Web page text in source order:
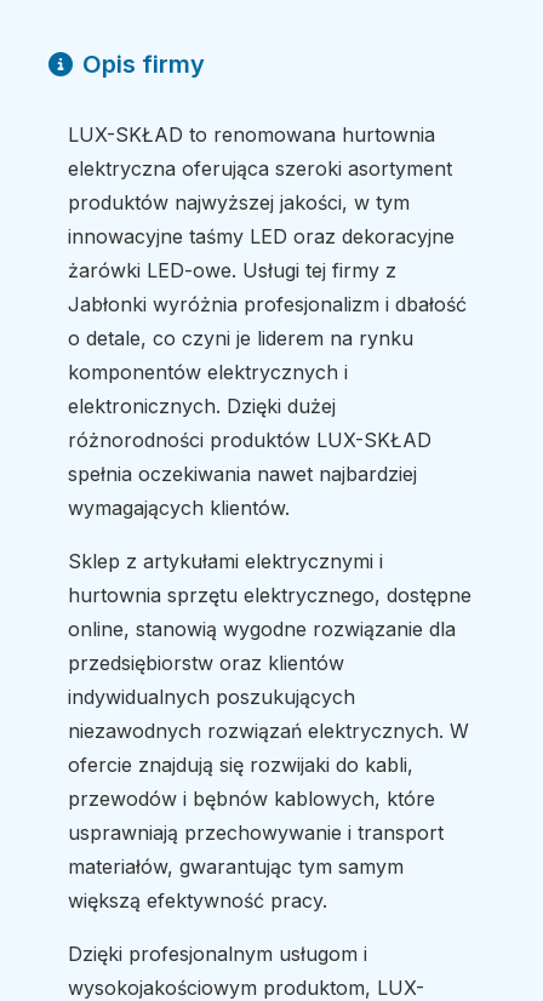
Opis firmy
LUX-SKŁAD to renomowana hurtownia
elektryczna oferująca szeroki asortyment
produktów najwyższej jakości, w tym
innowacyjne taśmy LED oraz dekoracyjne
żarówki LED-owe. Usługi tej firmy z
Jabłonki wyróżnia profesjonalizm i dbałość
o detale, co czyni je liderem na rynku
komponentów elektrycznych i
elektronicznych. Dzięki dużej
różnorodności produktów LUX-SKŁAD
spełnia oczekiwania nawet najbardziej
wymagających klientów.
Sklep z artykułami elektrycznymi i
hurtownia sprzętu elektrycznego, dostępne
online, stanowią wygodne rozwiązanie dla
przedsiębiorstw oraz klientów
indywidualnych poszukujących
niezawodnych rozwiązań elektrycznych. W
ofercie znajdują się rozwijaki do kabli,
przewodów i bębnów kablowych, które
usprawniają przechowywanie i transport
materiałów, gwarantując tym samym
większą efektywność pracy.
Dzięki profesjonalnym usługom i
wysokojakościowym produktom, LUX-